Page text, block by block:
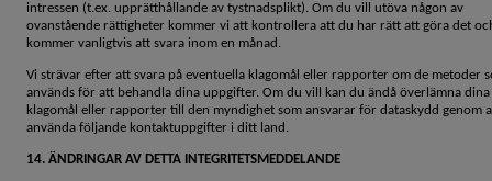
intressen (t.ex. upprätthållande av tystnadsplikt). Om du vill utöva någon av
ovanstående rättigheter kommer vi att kontrollera att du har rätt att göra det
kommer vanligtvis att svara inom en månad.
Vi strävar efter att svara på eventuella klagomål eller rapporter om de metoder
används för att behandla dina uppgifter. Om du vill kan du ändå överlämna dina
klagomål eller rapporter till den myndighet som ansvarar för dataskydd genom
använda följande kontaktuppgifter i ditt land.
14. ÄNDRINGAR AV DETTA INTEGRITETSMEDDELANDE